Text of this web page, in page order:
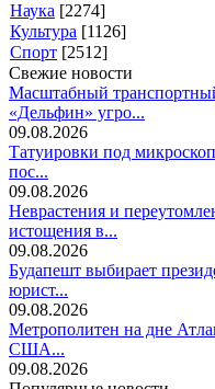
Наука [2274]
Культура [1126]
Спорт [2512]
Свежие новости
Масштабный
«Дельфин» угро...
09.08.2026
Татуировки под
пос...
09.08.2026
Неврастения и
истощения в...
09.08.2026
Будапешт выбирает
юрист...
09.08.2026
Метрополитен на дне
США...
09.08.2026